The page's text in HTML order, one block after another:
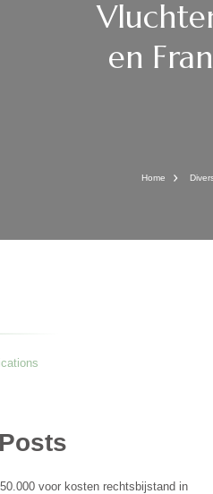
en
Home
voor kosten rechtsbijstand in